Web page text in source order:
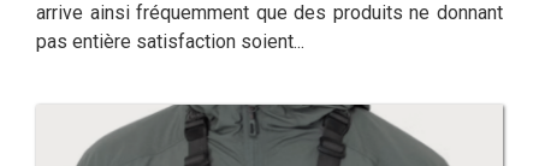
arrive ainsi fréquemment que des produits ne donnant
pas entière satisfaction soient...